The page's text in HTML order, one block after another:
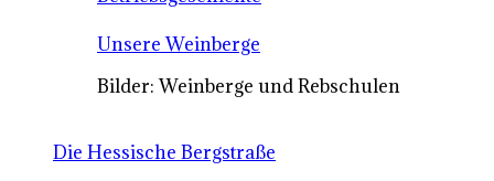
Unsere Weinberge
Bilder: Weinberge und Rebschulen
Die Hessische Bergstraße